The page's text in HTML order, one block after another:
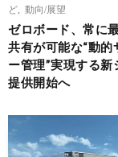
ど
動向/展望
ゼロボード、常に
共有が可能な“動的
ー管理”実現する新
提供開始へ